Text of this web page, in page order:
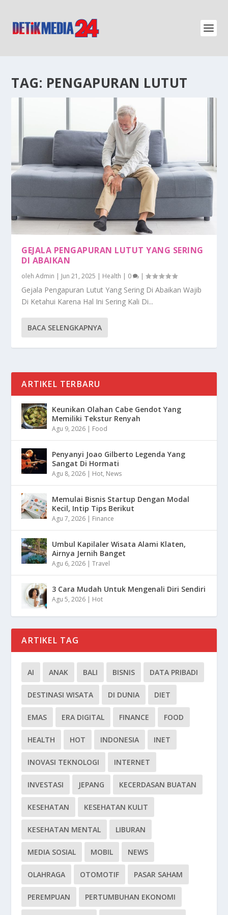
TAG: PENGAPURAN LUTUT
GEJALA PENGAPURAN LUTUT YANG SERING
DI ABAIKAN
olehAdmin | Jun 21, 2025 | Health | 0 |
Gejala Pengapuran Lutut Yang Sering Di Abaikan Wajib
Di Ketahui Karena Hal Ini Sering Kali Di...
BACA SELENGKAPNYA
ARTIKEL TERBARU
Keunikan Olahan Cabe Gendot Yang
Memiliki Tekstur Renyah
Agu 9, 2026 | Food
Penyanyi Joao Gilberto Legenda Yang
Sangat Di Hormati
Agu 8, 2026 | Hot, News
Memulai Bisnis Startup Dengan Modal
Kecil, Intip Tips Berikut
Agu 7, 2026 | Finance
Umbul Kapilaler Wisata Alami Klaten,
Airnya Jernih Banget
Agu 6, 2026 |Travel
3 Cara Mudah Untuk Mengenali Diri Sendiri
Agu 5, 2026 | Hot
ARTIKEL TAG
AI ANAK BALI BISNIS DATA PRIBADI
DESTINASI WISATA DI DUNIA DIET
EMAS ERA DIGITAL FINANCE FOOD
HEALTH HOT INDONESIA INET
INOVASI TEKNOLOGI INTERNET
INVESTASI JEPANG KECERDASAN BUATAN
KESEHATAN KESEHATAN KULIT
KESEHATAN MENTAL LIBURAN
MEDIA SOSIAL MOBIL NEWS
OLAHRAGA OTOMOTIF PASAR SAHAM
PEREMPUAN PERTUMBUHAN EKONOMI